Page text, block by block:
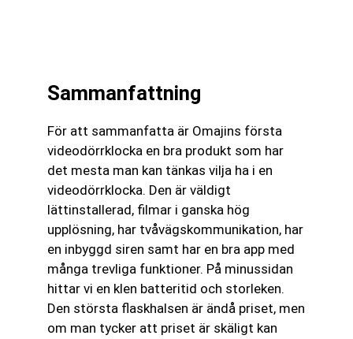
Sammanfattning
För att sammanfatta är Omajins första
videodörrklocka en bra produkt som har
det mesta man kan tänkas vilja ha i en
videodörrklocka. Den är väldigt
lättinstallerad, filmar i ganska hög
upplösning, har tvåvägskommunikation, har
en inbyggd siren samt har en bra app med
många trevliga funktioner. På minussidan
hittar vi en klen batteritid och storleken.
Den största flaskhalsen är ändå priset, men
om man tycker att priset är skäligt kan